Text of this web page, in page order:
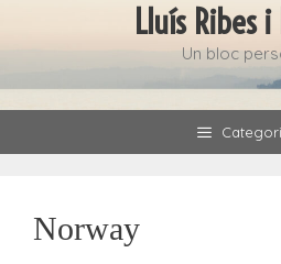
Lluís Ribes
Un bloc
Norway